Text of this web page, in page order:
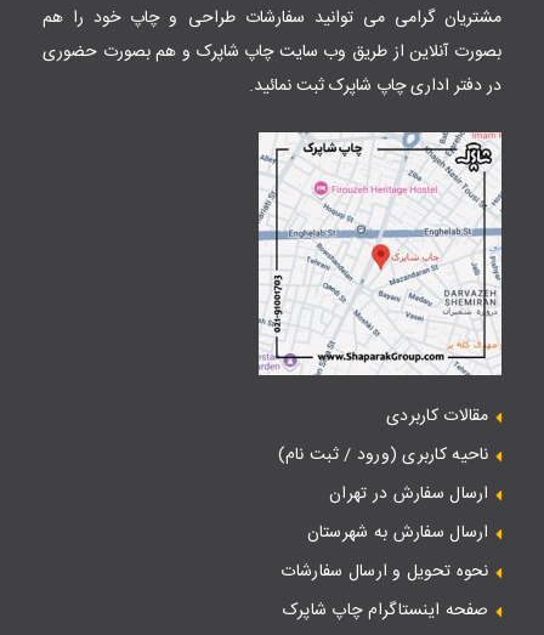
مشتریان گرامی می توانید سفارشات طراحی و چاپ خود را هم
بصورت آنلاین از طریق وب سایتچاپ شاپرک و هم بصورت حضوری
در دفتر اداری چاپ شاپرک ثبت نمائید.
مقالات کاربردی
ناحیه کاربری (ورود / ثبت نام)
ارسال سفارش در تهران
ارسال سفارش به شهرستان
نحوه تحویل و ارسال سفارشات
صفحه اینستاگرام چاپ شاپرک